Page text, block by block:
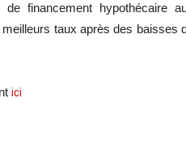
financement hypothécaire
taux après des baisses
ici